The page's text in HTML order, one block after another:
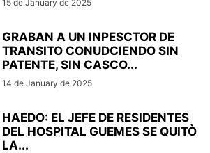
15 de January de 2025
GRABAN A UN INPESCTOR DE
TRANSITO CONUDCIENDO SIN
PATENTE, SIN CASCO...
14 de January de 2025
HAEDO: EL JEFE DE RESIDENTES
DEL HOSPITAL GUEMES SE QUITÒ
LA...